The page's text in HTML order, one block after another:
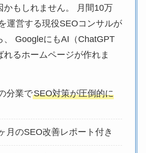
かもしれません。 月間10万
運営する現役SEOコンサルが
、 GoogleにもAI（ChatGPT
れるホームページが作れま
分業でSEO対策が圧倒的に
月のSEO改善レポート付き